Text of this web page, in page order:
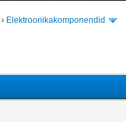
› Elektroonikakomponendid